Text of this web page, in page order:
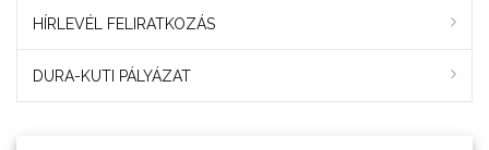
HÍRLEVÉL FELIRATKOZÁS
DURA-KUTI PÁLYÁZAT